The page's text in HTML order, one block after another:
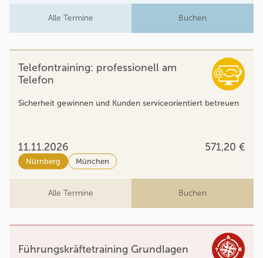
Alle Termine Buchen
Telefontraining: professionell am
Telefon
Sicherheit gewinnen und Kunden serviceorientiert betreuen
11.11.2026 571,20 €
Nürnberg München
Alle Termine Buchen
Führungskräftetraining Grundlagen